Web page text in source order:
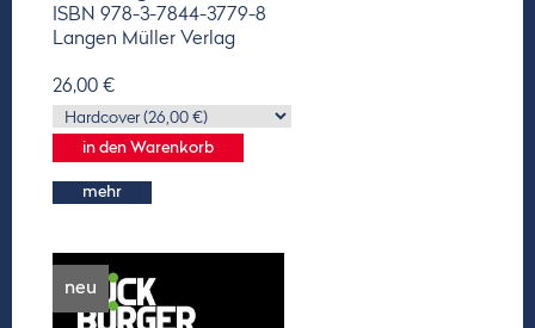
ISBN 978-3-7844-3779-8
Langen Müller Verlag
26,00 €
mehr
neu